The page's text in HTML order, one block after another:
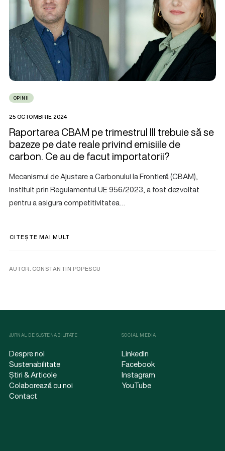
OPINII
25 OCTOMBRIE 2024
Raportarea CBAM pe trimestrul III trebuie să se
bazeze pe date reale privind emisiile de
carbon. Ce au de facut importatorii?
Mecanismul de Ajustare a Carbonului la Frontieră (CBAM),
instituit prin Regulamentul UE 956/2023, a fost dezvoltat
pentru a asigura competitivitatea…
CITEȘTE MAI MULT
AUTOR. CONSTANTIN POPESCU
JURNAL DE SUSTENABILITATE
Despre noi
Sustenabilitate
Știri & Articole
Colaborează cu noi
Contact
SOCIAL MEDIA
LinkedIn
Facebook
Instagram
YouTube